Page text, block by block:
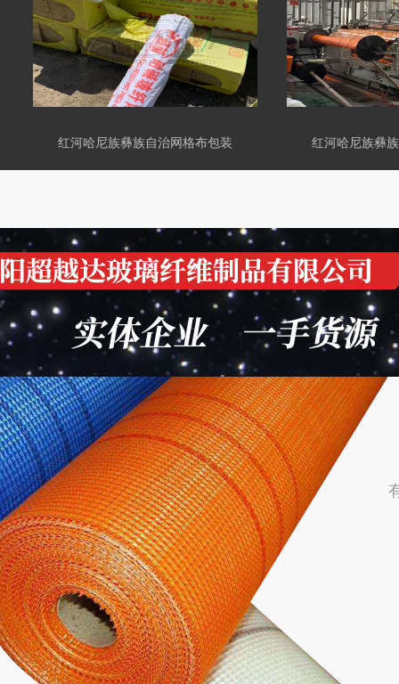
红河哈尼族彝族自治网格布包装 红河哈尼族彝族自治